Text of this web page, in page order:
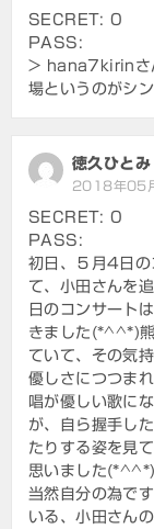
SECRET: 0
PASS:
> hana7kirinさ
場というのがシ
徳久ひとみ
2018年05
SECRET: 0
PASS:
初日、５月4日の
て、小田さんを
日のコンサート
きました(*^^*)熊
ていて、その気
優しさにつつま
唱が優しい歌に
が、自ら握手し
たりする姿を見
思いました(*^^*)
当然自分の為で
いる、小田さん